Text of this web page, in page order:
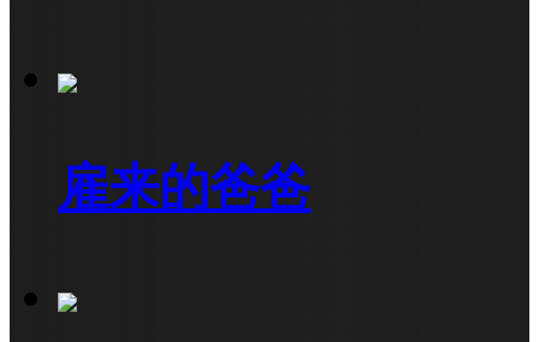
雇来的爸爸